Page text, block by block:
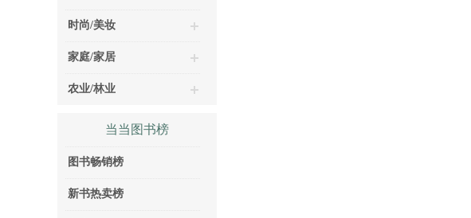
时尚/美妆
家庭/家居
农业/林业
当当图书榜
图书畅销榜
新书热卖榜